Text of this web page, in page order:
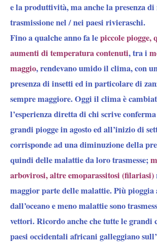
e la produttività, ma anche la presenza
trasmissione nel / nei paesi rivieraschi.
Fino a qualche annofa lepiccole piogge,
aumenti di temperatura contenuti, tra i
maggio, rendevano umido il clima, con
presenza di insetti ed in particolare di
sempre maggiore.Oggi il clima è
l’esperienza diretta di chi scrive
grandi piogge in agosto ed all’inizio di
corrisponde ad unadiminuzione della
quindi delle malattie da loro trasmesse;
arbovirosi, altre emoparassitosi (filariasi)
maggior parte delle malattie. Più
dall’oceano e meno malattie sono
vettori. Ricordo anche chetutte le grandi
paesi occidentali africani galleggiano